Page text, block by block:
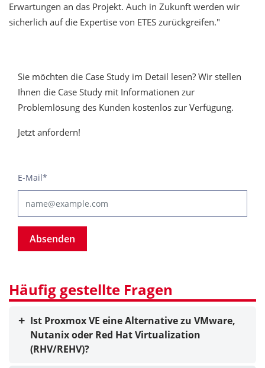
Erwartungen an das Projekt. Auch in Zukunft werden wir
sicherlich auf die Expertise von ETES zurückgreifen."
Sie möchten die Case Study im Detail lesen? Wir stellen
Ihnen die Case Study mit Informationen zur
Problemlösung des Kunden kostenlos zur Verfügung.
Jetzt anfordern!
E-Mail*
Absenden
Häufig gestellte Fragen
Ist Proxmox VE eine Alternative zu VMware,
Nutanix oder Red Hat Virtualization
(RHV/REHV)?